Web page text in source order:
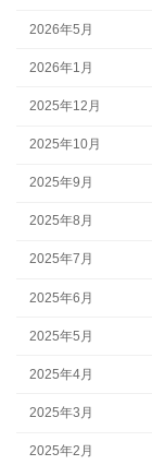
2026年5月
2026年1月
2025年12月
2025年10月
2025年9月
2025年8月
2025年7月
2025年6月
2025年5月
2025年4月
2025年3月
2025年2月